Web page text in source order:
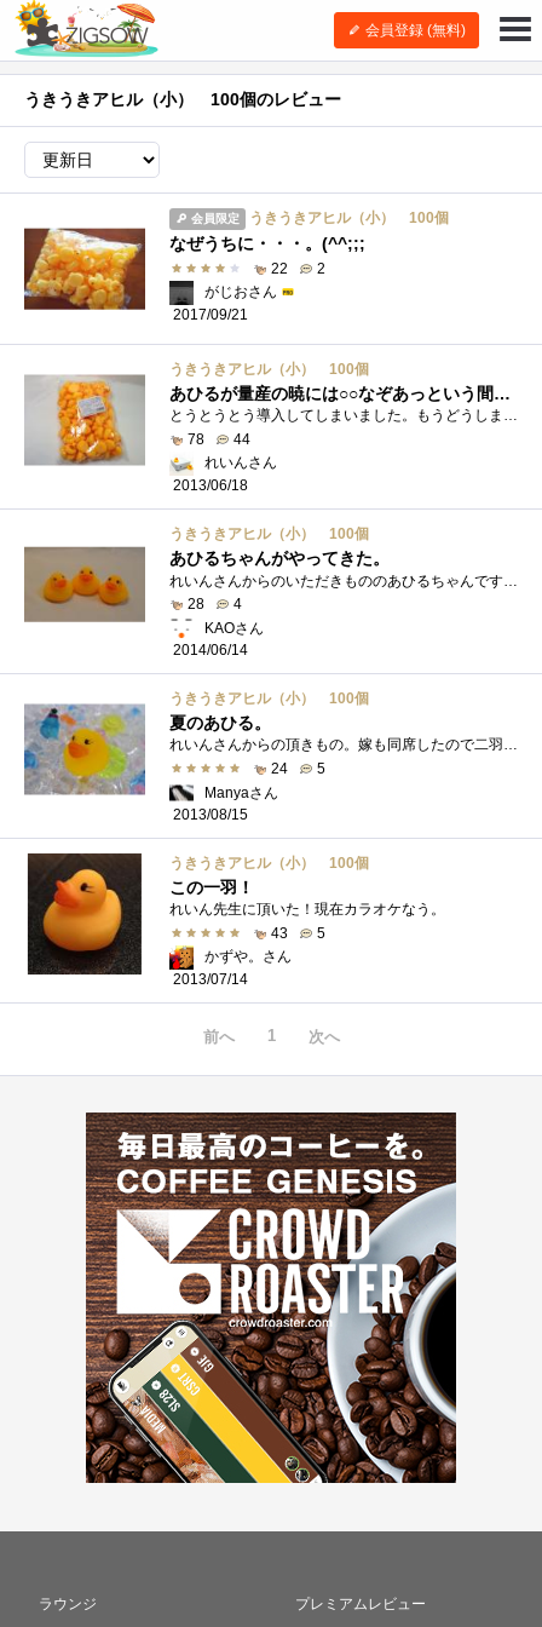
会員登録 (無料)
うきうきアヒル（小） 100個のレビュー
会員限定 うきうきアヒル（小） 100個
なぜうちに・・・。(^^;;;
22
2
がじおさん
2017/09/21
うきうきアヒル（小） 100個
あひるが量産の暁には○○なぞあっという間に叩いてみせるわ
とうとうとう導入してしまいました。もうどうしましょ。使用例はこちらの最後のほうに掲載されています
78
44
れいんさん
2013/06/18
うきうきアヒル（小） 100個
あひるちゃんがやってきた。
28
4
KAOさん
2014/06/14
うきうきアヒル（小） 100個
夏のあひる。
れいんさんからの頂きもの。嫁も同席したので二羽ですよ。別の生き物も涼を求めて・・・
24
5
Manyaさん
2013/08/15
うきうきアヒル（小） 100個
この一羽！
れいん先生に頂いた！現在カラオケなう。
43
5
かずや。さん
2013/07/14
前へ 1 次へ
ラウンジ プレミアムレビュー